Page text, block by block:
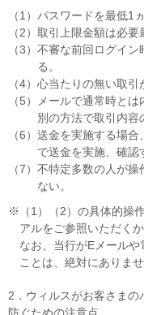
（1）パスワードを最低1
（2）取引上限金額は必
（3）不審な前回ログイ
る。
（4）心当たりの無い取
（5）メールで通常時と
別の方法で取引内容
（6）送金を実施する場
で送金を実施、確認
（7）不特定多数の人が
ない。
※（1）（2）の具体的操
アルをご参照いただく
なお、当行がEメール
ことは、絶対にありませ
2．ウィルスがお客さま